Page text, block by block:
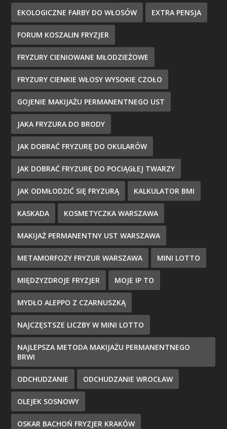
EKOLOGICZNE FARBY DO WŁOSÓW EXTRA PENSJA
FORUM KOSZALIN FRYZJER
FRYZURY CIENIOWANE MŁODZIEŻOWE
FRYZURY CIENKIE WŁOSY WYSOKIE CZOŁO
GOJENIE MAKIJAŻU PERMANENTNEGO UST
JAKA FRYZURA DO BRODY
JAK DOBRAĆ FRYZURĘ DO OKULARÓW
JAK DOBRAĆ FRYZURĘ DO POCIĄGŁEJ TWARZY
JAK ODMŁODZIĆ SIĘ FRYZURĄ KALKULATOR BMI
KASKADA KOSMETYCZKA WARSZAWA
MAKIJAŻ PERMANENTNY UST WARSZAWA
METAMORFOZY FRYZUR WARSZAWA MINI LOTTO
MIĘDZYZDROJE FRYZJER MOJE IP TO
MYDŁO ALEPPO Z CZARNUSZKĄ
NAJCZĘSTSZE LICZBY W MINI LOTTO
NAJLEPSZA METODA MAKIJAŻU PERMANENTNEGO
BRWI
ODCHUDZANIE ODCHUDZANIE WROCŁAW
OLEJEK SOSNOWY
OSKAR BACHOŃ FRYZJER KRAKÓW